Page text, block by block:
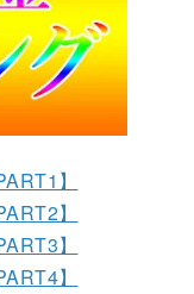
】
】
】
】